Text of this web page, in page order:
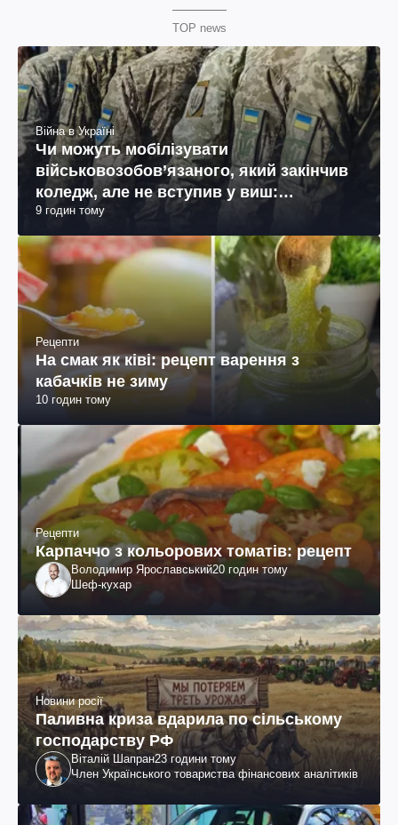
TOP news
Війна в Україні
Чи можуть мобілізувати
військовозобов’язаного, який закінчив
коледж, але не вступив у виш:
пояснення юриста
9 годин тому
Рецепти
На смак як ківі: рецепт варення з
кабачків не зиму
10 годин тому
Рецепти
Карпаччо з кольорових томатів: рецепт
Володимир Ярославський20 годин тому
Шеф-кухар
Новини росії
Паливна криза вдарила по сільському
господарству РФ
Віталій Шапран23 години тому
Член Українського товариства фінансових аналітиків